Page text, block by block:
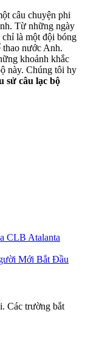
câu chuyện phi
Từ những ngày
chỉ là một đội bóng
thao nước Anh.
khoảnh khắc
này. Chúng tôi hy
sử câu lạc bộ
CLB Atalanta
Mới Bắt Đầu
Các trường bắt